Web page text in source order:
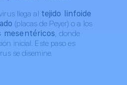
llega al tejido linfoide
(placas de Peyer) o a los
mesentéricos , donde
inicial. Este paso es
se disemine.